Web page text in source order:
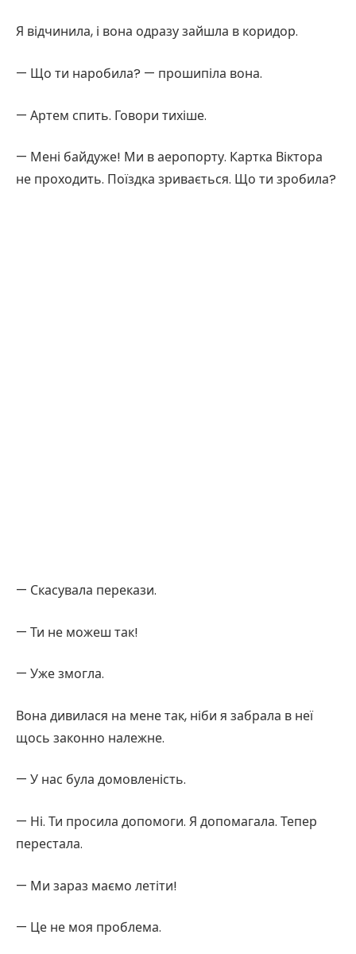
Я відчинила, і вона одразу зайшла в коридор.
— Що ти наробила? — прошипіла вона.
— Артем спить. Говори тихіше.
— Мені байдуже! Ми в аеропорту. Картка Віктора
не проходить. Поїздка зривається. Що ти зробила?
— Скасувала перекази.
— Ти не можеш так!
— Уже змогла.
Вона дивилася на мене так, ніби я забрала в неї
щось законно належне.
— У нас була домовленість.
— Ні. Ти просила допомоги. Я допомагала. Тепер
перестала.
— Ми зараз маємо летіти!
— Це не моя проблема.